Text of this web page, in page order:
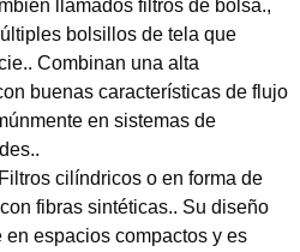
llamados filtros de bolsa.,
bolsillos de tela que
Combinan una alta
buenas características de flujo
en sistemas de
Filtros cilíndricos o en forma de
fibras sintéticas.. Su diseño
espacios compactos y es